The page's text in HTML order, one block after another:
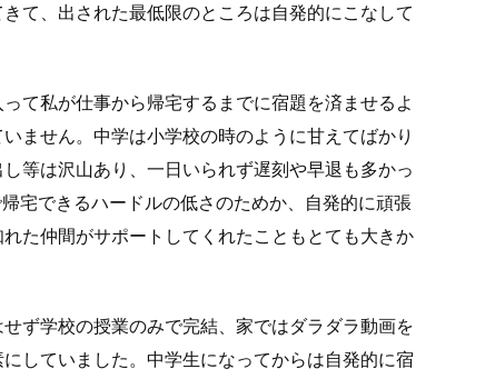
て、出された最低限のところは自発的にこなして
て私が仕事から帰宅するまでに宿題を済ませるよ
ません。中学は小学校の時のように甘えてばかり
等は沢山あり、一日いられず遅刻や早退も多かっ
宅できるハードルの低さのためか、自発的に頑張
た仲間がサポートしてくれたこともとても大きか
ず学校の授業のみで完結、家ではダラダラ動画を
していました。中学生になってからは自発的に宿